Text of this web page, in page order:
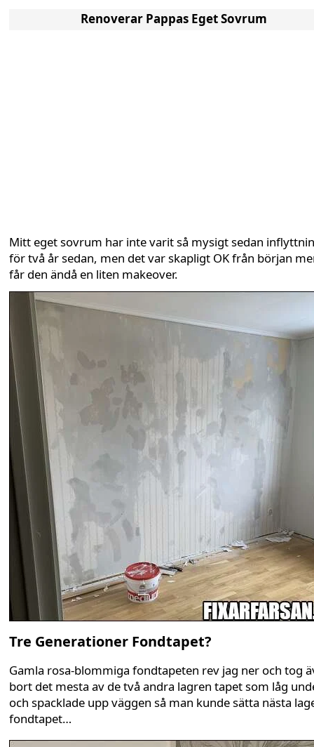
Renoverar Pappas Eget Sovrum
Mitt eget sovrum har inte varit så mysigt sedan
för två år sedan, men det var skapligt OK från början
får den ändå en liten makeover.
Tre Generationer Fondtapet?
Gamla rosa-blommiga fondtapeten rev jag ner och tog
bort det mesta av de två andra lagren tapet som låg
och spacklade upp väggen så man kunde sätta nästa
fondtapet…